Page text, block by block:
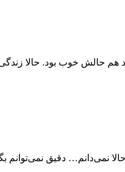
هم حالش خوب بود. حالا
نمی‌دانم… دقیق نمی‌توانم